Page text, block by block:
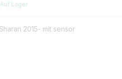
Auf Lager